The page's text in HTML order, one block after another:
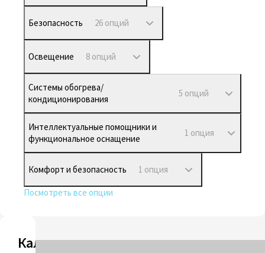
Безопасность 26 опций
Освещение 8 опций
Системы обогрева/
кондиционирования
5 опций
Интеллектуальные помощники и
функциональное оснащение
1 опция
Комфорт и безопасность 1 опция
Посмотреть все опции
Калькулятор